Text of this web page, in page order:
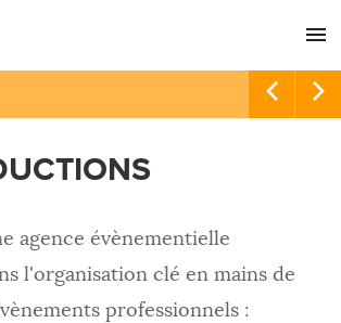
Recrutement
SITES INTERNET
RÉFÉRENCEMENT
HÉBERGEMENT
agence évènementielle
l'organisation clé en mains de
professionnels :